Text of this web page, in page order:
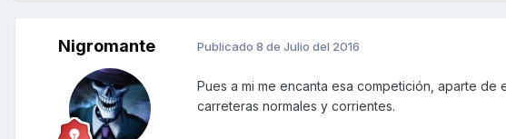
Nigromante Publicado 8 de Julio del 2016
Pues a mi me encanta esa competición, aparte
carreteras normales y corrientes.